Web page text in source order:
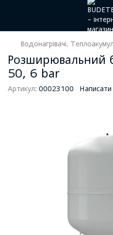
Водонагрівачі.
Розширювальний
50, 6 bar
Артикул: 00023100 Написати